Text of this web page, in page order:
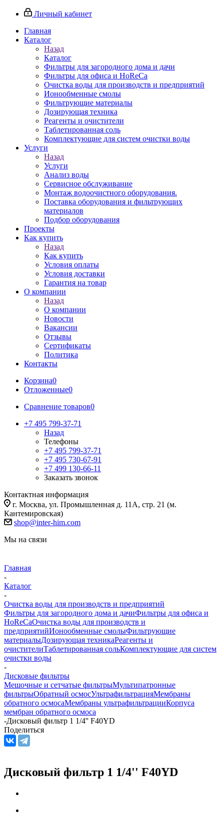
Личный кабинет
Главная
Каталог
Назад
Каталог
Фильтры для загородного дома и дачи
Фильтры для офиса и HoReCa
Очистка воды для производств и предприятий
Ионообменные смолы
Фильтрующие материалы
Дозирующая техника
Реагенты и очистители
Таблетированная соль
Комплектующие для систем очистки воды
Услуги
Назад
Услуги
Анализ воды
Сервисное обслуживание
Монтаж водоочистного оборудования.
Поставка оборудования и фильтрующих
материалов
Подбор оборудования
Проекты
Как купить
Назад
Как купить
Условия оплаты
Условия доставки
Гарантия на товар
О компании
Назад
О компании
Новости
Вакансии
Отзывы
Сертификаты
Политика
Контакты
Корзина0
Отложенные0
Сравнение товаров0
+7 495 799-37-71
Назад
Телефоны
+7 495 799-37-71
+7 495 730-67-91
+7 499 130-66-11
Заказать звонок
Контактная информация
г. Москва, ул. Промышленная д. 11А, стр. 21 (м.
Кантемировская)
shop@inter-him.com
Мы на связи
Главная
-
Каталог
-
Очистка воды для производств и предприятий
Фильтры для загородного дома и дачиФильтры для офиса и
HoReCaОчистка воды для производств и
предприятийИонообменные смолыФильтрующие
материалыДозирующая техникаРеагенты и
очистителиТаблетированная сольКомплектующие для систем
очистки воды
-
Дисковые фильтры
Мешочные и сетчатые фильтрыМультипатронные
фильтрыОбратный осмосУльтрафильтрацияМембраны
обратного осмосаМембраны ультрафильтрацииКорпуса
мембран обратного осмоса
-Дисковый фильтр 1 1/4'' F40YD
Поделиться
Дисковый фильтр 1 1/4'' F40YD